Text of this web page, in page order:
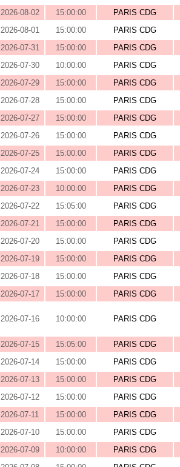
2026-08-02
15:00:00 PARIS CDG
2026-08-01
15:00:00 PARIS CDG
2026-07-31
15:00:00 PARIS CDG
2026-07-30
10:00:00 PARIS CDG
2026-07-29
15:00:00 PARIS CDG
2026-07-28
15:00:00 PARIS CDG
2026-07-27
15:00:00 PARIS CDG
2026-07-26
15:00:00 PARIS CDG
2026-07-25
15:00:00 PARIS CDG
2026-07-24
15:00:00 PARIS CDG
2026-07-23
10:00:00 PARIS CDG
2026-07-22
15:05:00 PARIS CDG
2026-07-21
15:00:00 PARIS CDG
2026-07-20
15:00:00 PARIS CDG
2026-07-19
15:00:00 PARIS CDG
2026-07-18
15:00:00 PARIS CDG
2026-07-17
15:00:00 PARIS CDG
2026-07-16 10:00:00 PARIS CDG
2026-07-15
15:05:00 PARIS CDG
2026-07-14
15:00:00 PARIS CDG
2026-07-13
15:00:00 PARIS CDG
2026-07-12
15:00:00 PARIS CDG
2026-07-11
15:00:00 PARIS CDG
2026-07-10
15:00:00 PARIS CDG
2026-07-09
10:00:00 PARIS CDG